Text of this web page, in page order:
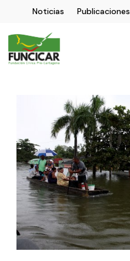
Noticias Publicaciones